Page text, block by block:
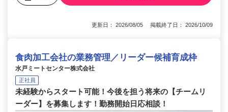
更新日： 2026/08/05 掲載終了日： 2026/10/09
食肉加工会社の業務管理／リーダー候補育成枠
水戸ミートセンター株式会社
正社員
未経験からスタート可能！今後を担う将来の【チームリ
ーダー】を募集します！勤務開始日応相談！